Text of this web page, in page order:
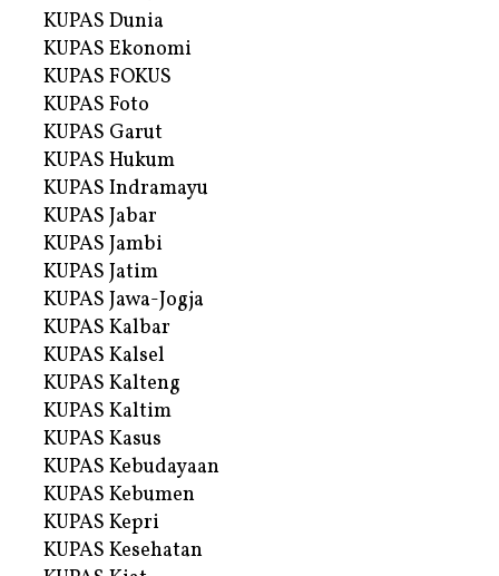
KUPAS Dunia
KUPAS Ekonomi
KUPAS FOKUS
KUPAS Foto
KUPAS Garut
KUPAS Hukum
KUPAS Indramayu
KUPAS Jabar
KUPAS Jambi
KUPAS Jatim
KUPAS Jawa-Jogja
KUPAS Kalbar
KUPAS Kalsel
KUPAS Kalteng
KUPAS Kaltim
KUPAS Kasus
KUPAS Kebudayaan
KUPAS Kebumen
KUPAS Kepri
KUPAS Kesehatan